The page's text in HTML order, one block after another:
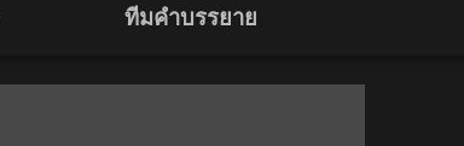
ทีมคำบรรยาย